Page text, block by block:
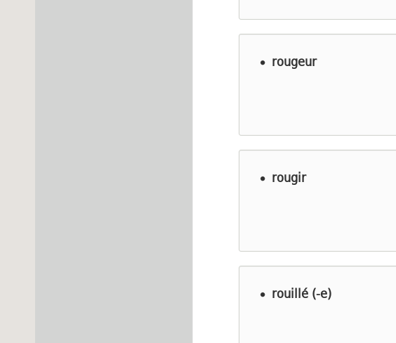
rougeur
rougir
rouillé (-e)